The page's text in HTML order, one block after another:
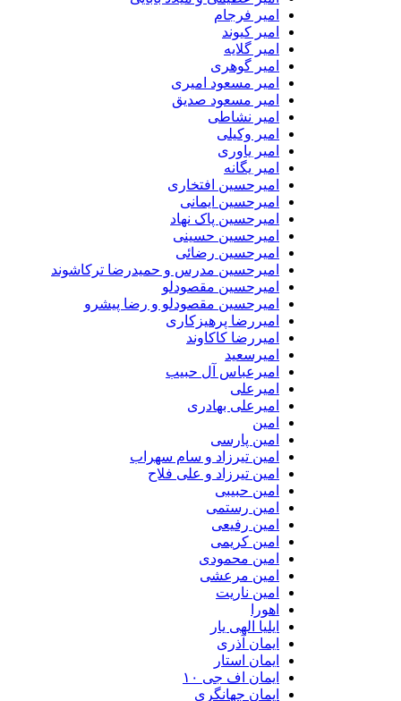
امیر فرجام
امیر کیوند
امیر گلایه
امیر گوهری
امیر مسعود امیری
امیر مسعود صدیق
امیر نشاطی
امیر وکیلی
امیر یاوری
امیر یگانه
امیرحسین افتخاری
امیرحسین ایمانی
امیرحسین پاک نهاد
امیرحسین حسینی
امیرحسین رضائی
امیرحسین مدرس و حمیدرضا ترکاشوند
امیرحسین مقصودلو
امیرحسین مقصودلو و رضا پیشرو
امیررضا پرهیزکاری
امیررضا کاکاوند
امیرسعید
امیرعباس آل حبیب
امیرعلی
امیرعلی بهادری
امین
امین پارسی
امین تیرزاد و سام سهراب
امین تیرزاد و علی فلاح
امین حبیبی
امین رستمی
امین رفیعی
امین کریمی
امین محمودی
امین مرعشی
امین ناریت
اهورا
ایلیا الهی یار
ایمان آذری
ایمان استار
ایمان اف جی ۱۰
ایمان جهانگری